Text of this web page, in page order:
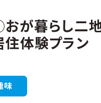
が暮らし二
住体験プラン
味